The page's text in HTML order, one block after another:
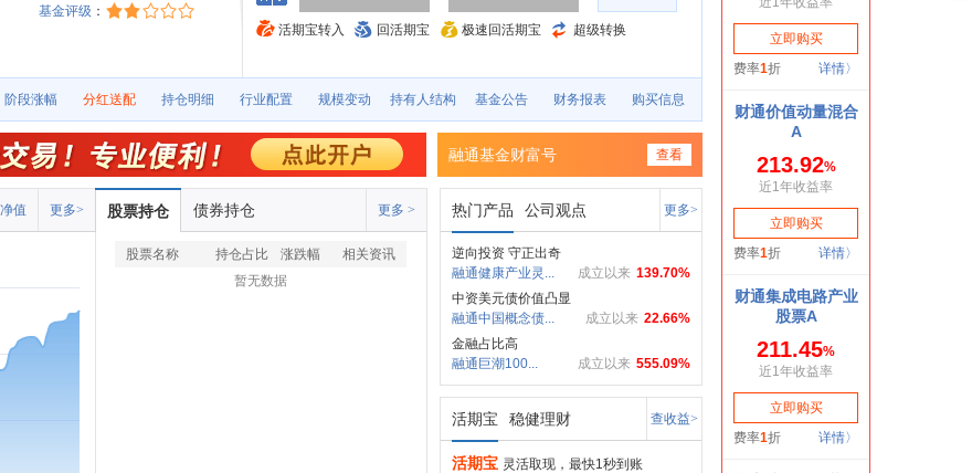
基金评级 ：
活期宝转入 回活期宝 极速回活期宝 超级转换
阶段涨幅 分红送配 持仓明细 行业配置 规模变动 持有人结构 基金公告 财务报表 购买信息
融通基金财富号 查看
更多>
值 股票持仓 债券持仓 更多 >
股票名称 持仓占比 涨跌幅
相关资讯
暂无数据
热门产品 公司观点 更多>
逆向投资 守正出奇
139.70%
成立以来
融通健康产业灵...
中资美元债价值凸显
22.66%
成立以来
融通中国概念债...
金融占比高
555.09%
成立以来
融通巨潮100...
活期宝 稳健理财 查收益>
活期宝 灵活取现，最快1秒到账